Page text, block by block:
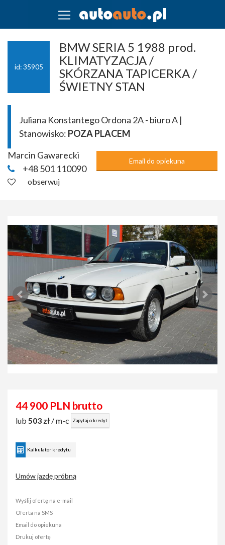
id: 35905
BMW SERIA 5 1988 prod.
KLIMATYZACJA /
SKÓRZANA TAPICERKA /
ŚWIETNY STAN
Juliana Konstantego Ordona 2A - biuro A |
Stanowisko: POZA PLACEM
Marcin Gawarecki
+48 501 110090
Email do opiekuna
obserwuj
44 900 PLN brutto
lub 503 zł / m-c Zapytaj o kredyt
Kalkulator kredytu
Umów jazdę próbną
Wyślij ofertę na e-mail
Oferta na SMS
Email do opiekuna
Drukuj ofertę